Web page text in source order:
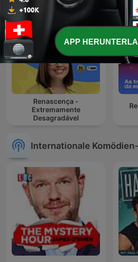
Renascença -
Extremamente
Desagradável
Internationale
APP